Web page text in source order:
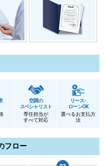
空調の
スペシャリスト
専任担当が
すべて対応
リース･
ローンOK
選べるお支払方
法
フロー